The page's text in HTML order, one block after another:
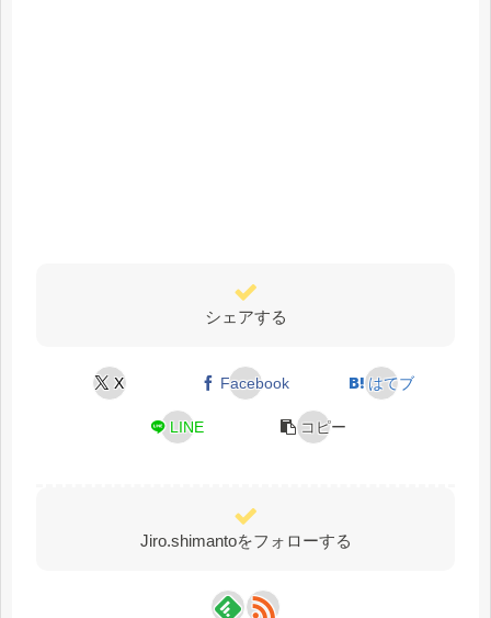
シェアする
X Facebook はてブ
LINE コピー
Jiro.shimantoをフォローする